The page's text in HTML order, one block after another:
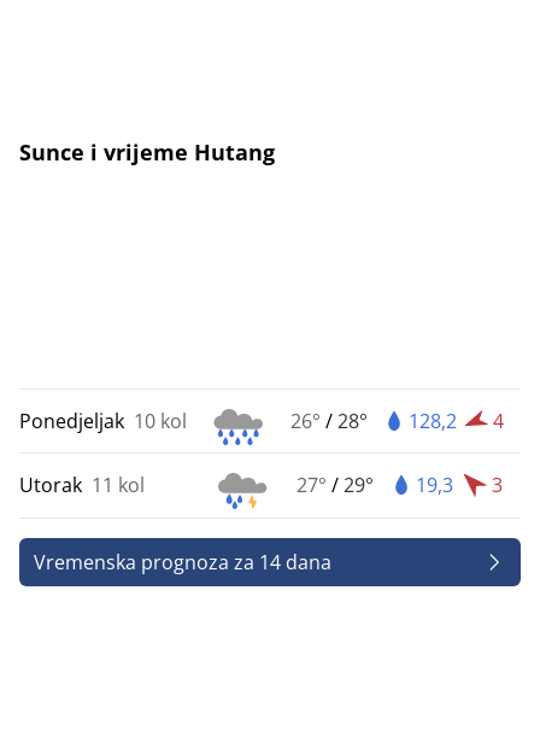
Sunce i vrijeme Hutang
Ponedjeljak 10 kol 26° /28° 128,2 4
Utorak 11 kol 27° /29° 19,3 3
Vremenska prognoza za 14 dana